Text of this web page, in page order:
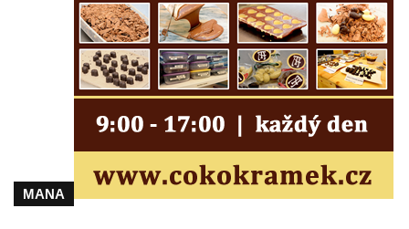
Kamenném Újezdě
Pamětní kámen družebních obcí Kamenný
Újezd a Krauchthal v parku na Náměstí v
Kamenném Újezdě
Socha na náměstí J. V. Kamarýta ve
Pomník J. V. Kamarýta v Krumlovské ulici ve
Velešíně
MANA